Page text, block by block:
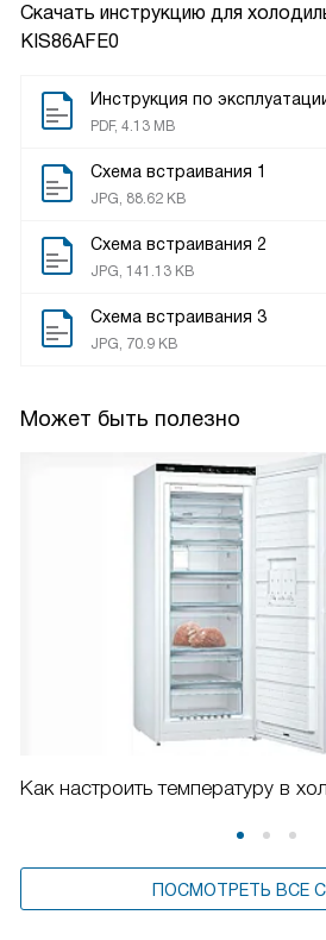
Скачать инструкцию для
KIS86AFE0
Инструкция по
PDF, 4.13 MB
Схема встраивания 1
JPG, 88.62 KB
Схема встраивания 2
JPG, 141.13 KB
Схема встраивания 3
JPG, 70.9 KB
Может быть полезно
Как настроить температуру в
ПОСМОТРЕТЬ ВСЕ